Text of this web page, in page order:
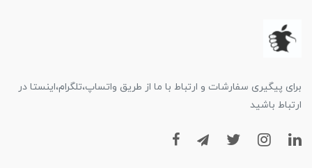
برای پیگیری سفارشات و ارتباط با ما از طریق واتساپ،تلگرام،اینستا در
ارتباط باشید